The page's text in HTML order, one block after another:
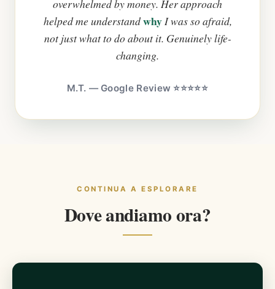
overwhelmed by money. Her approach
helped me understandwhyI was so afraid,
not just what to do about it. Genuinely life-
changing.
M.T. — Google Review ⭐⭐⭐⭐⭐
CONTINUA A ESPLORARE
Dove andiamo ora?